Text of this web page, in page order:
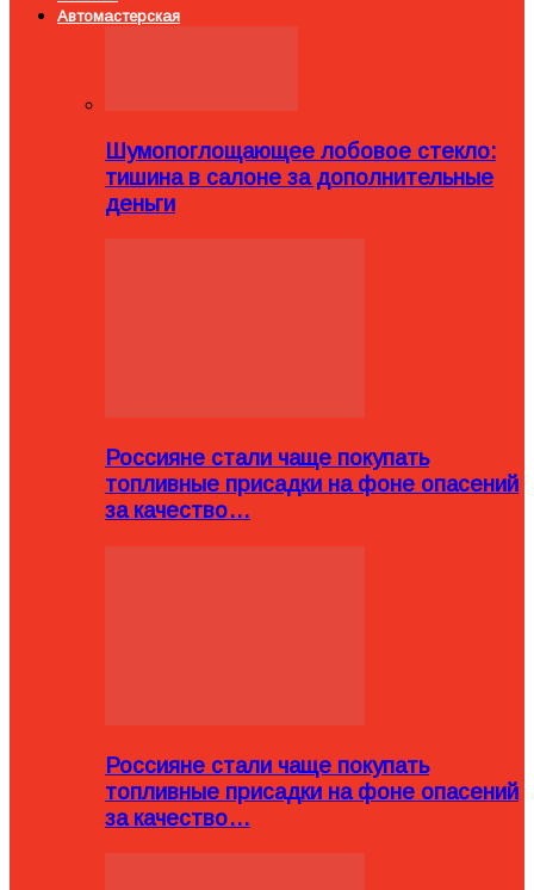
Автомастерская
Шумопоглощающее лобовое стекло:
тишина в салоне за дополнительные
деньги
Россияне стали чаще покупать
топливные присадки на фоне опасений
за качество…
Россияне стали чаще покупать
топливные присадки на фоне опасений
за качество…